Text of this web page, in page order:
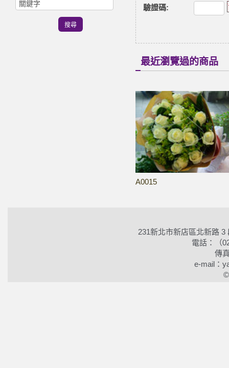
驗證碼:
最近瀏覽過的商品
A0015
231新北市新店區北新路
電話：（
傳
e-mail：